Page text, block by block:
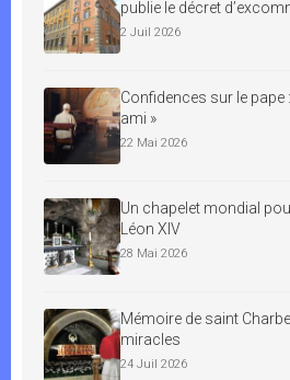
publie le décret
2 Juil 2026
Confidences sur le pape
ami »
22 Mai 2026
Un chapelet mondial
Léon XIV
28 Mai 2026
Mémoire de saint
miracles
24 Juil 2026